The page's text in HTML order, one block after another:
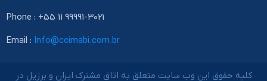
Phone : +55 11 99991-3021
Email : Info@ccimabi.com.br
کلیه حقوق این وب سایت متعلق به اتاق مشترک ایران و برزیل در